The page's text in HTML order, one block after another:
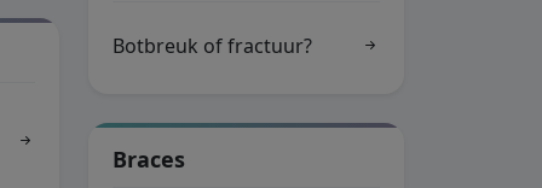
Botbreuk of fractuur?
Braces